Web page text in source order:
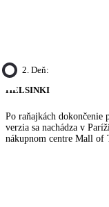
2. Deň:
HELSINKI
Po raňajkách dokončenie
verzia sa nachádza v
nákupnom centre Mall of